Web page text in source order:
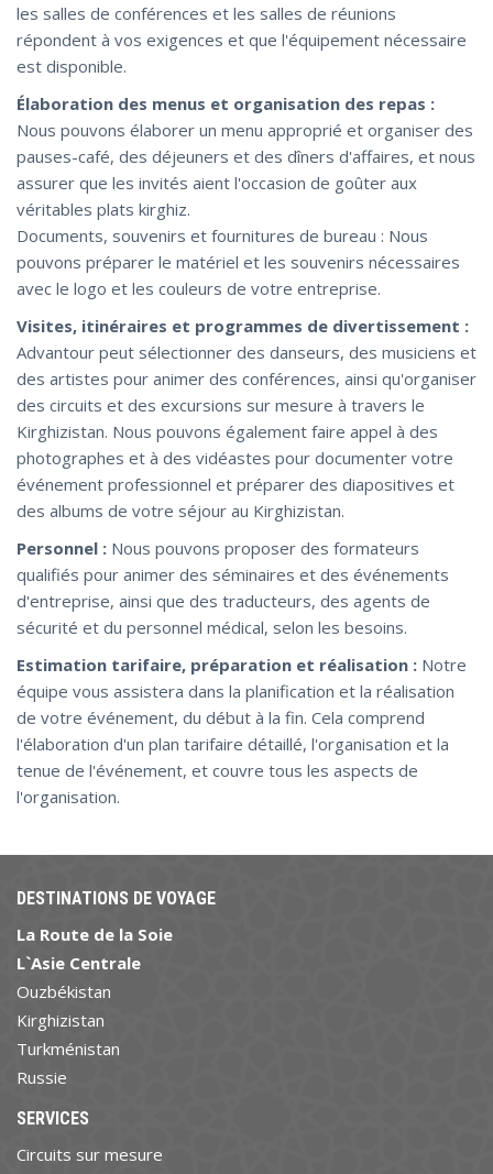
les salles de conférences et les salles de réunions
répondent à vos exigences et que l'équipement nécessaire
est disponible.
Élaboration des menus et organisation des repas :
Nous pouvons élaborer un menu approprié et organiser des
pauses-café, des déjeuners et des dîners d'affaires, et nous
assurer que les invités aient l'occasion de goûter aux
véritables plats kirghiz.
Documents, souvenirs et fournitures de bureau : Nous
pouvons préparer le matériel et les souvenirs nécessaires
avec le logo et les couleurs de votre entreprise.
Visites, itinéraires et programmes de divertissement :
Advantour peut sélectionner des danseurs, des musiciens et
des artistes pour animer des conférences, ainsi qu'organiser
des circuits et des excursions sur mesure à travers le
Kirghizistan. Nous pouvons également faire appel à des
photographes et à des vidéastes pour documenter votre
événement professionnel et préparer des diapositives et
des albums de votre séjour au Kirghizistan.
Personnel : Nous pouvons proposer des formateurs
qualifiés pour animer des séminaires et des événements
d'entreprise, ainsi que des traducteurs, des agents de
sécurité et du personnel médical, selon les besoins.
Estimation tarifaire, préparation et réalisation : Notre
équipe vous assistera dans la planification et la réalisation
de votre événement, du début à la fin. Cela comprend
l'élaboration d'un plan tarifaire détaillé, l'organisation et la
tenue de l'événement, et couvre tous les aspects de
l'organisation.
DESTINATIONS DE VOYAGE
La Route de la Soie
L`Asie Centrale
Ouzbékistan
Kirghizistan
Turkménistan
Russie
SERVICES
Circuits sur mesure